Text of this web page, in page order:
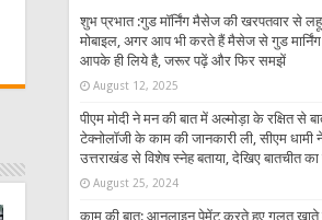
शुभ प्रभात :गुड मॉर्निंग मैसेज की खरपतवार से
मोबाइल, अगर आप भी करते हैं मैसेज से गुड
आपके ही लिये है, जरूर पढ़ें और फिर समझें
August 12, 2025
पीएम मोदी ने मन की बात में अल्मोड़ा के रक्षित से
टेक्नोलॉजी के काम की जानकारी ली, सीएम धामी
उत्तराखंड से विशेष स्नेह बताया, देखिए बातचीत का
August 25, 2024
काम की बात: आनलाइन पेमेंट करते हुए गलत खाते